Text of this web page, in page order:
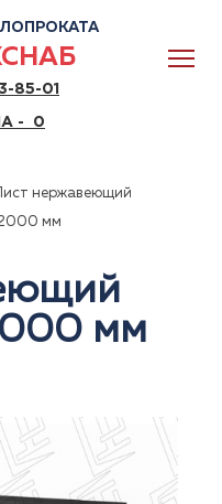
85-01
- 0
нержавеющий
мм
мм